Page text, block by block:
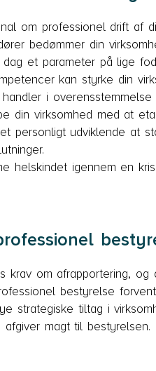
om professionel drift af
bedømmer din
et parameter på lige
kan styrke din
i
din virksomhed med at
personligt udviklende at
helskindet igennem en
krav om afrapportering,
bestyrelse
strategiske tiltag i
magt til bestyrelsen.